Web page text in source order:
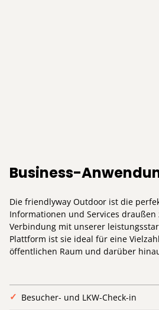
Besucher- und LKW-Check-in
Business-
Die friendlyway Outdoor ist die
Informationen und Services
Verbindung mit unserer
Plattform ist sie ideal für eine
öffentlichen Raum und darüber